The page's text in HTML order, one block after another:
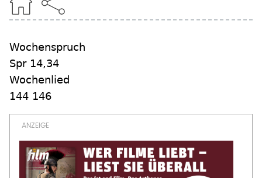
Wochenspruch
Spr 14,34
Wochenlied
144 146